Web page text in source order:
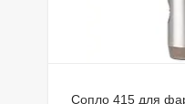
Сопло 415 для